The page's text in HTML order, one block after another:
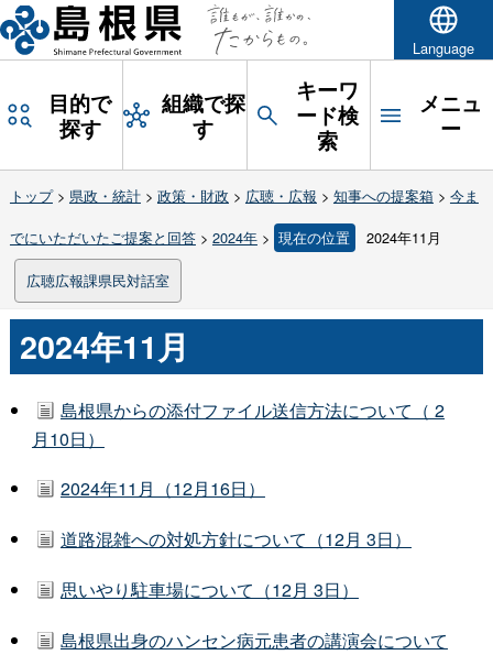
Language
目的で
探す
組織で探
す
キーワ
ード検
索
メニュ
ー
トップ> 県政・統計> 政策・財政 > 広聴・広報 > 知事への提案箱> 今ま
でにいただいたご提案と回答> 2024年> 現在の位置 2024年11月
広聴広報課県民対話室
2024年11月
島根県からの添付ファイル送信方法について（ 2
月10日）
2024年11月（12月16日）
道路混雑への対処方針について（12月 3日）
思いやり駐車場について（12月 3日）
島根県出身のハンセン病元患者の講演会について